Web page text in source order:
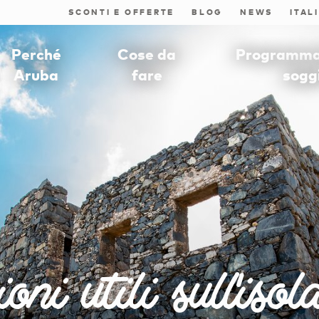
SCONTI E OFFERTE BLOG NEWS
Perché
Aruba
Cose da
fare
utili